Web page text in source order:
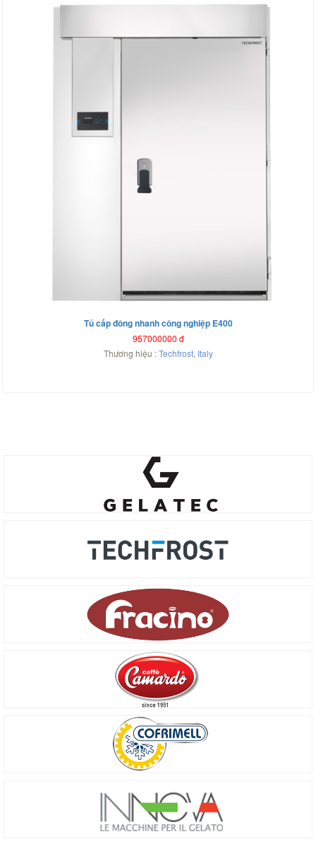
Tủ cấp đông nhanh công nghiệp E400
957000000 đ
Thương hiệu :Techfrost, Italy